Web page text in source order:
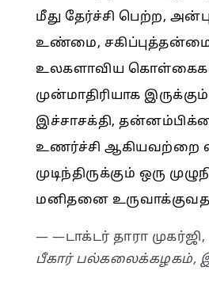
மீது தேர்ச்சி பெற்ற,
உண்மை,
உலகளாவிய
முன்மாதிரியாக
இச்சாசக்தி,
உணர்ச்சி ஆகியவற்றை
முடிந்திருக்கும் ஒரு
மனிதனை
— —டாக்டர் தாரா
பீகார் பல்கலைக்கழகம்,